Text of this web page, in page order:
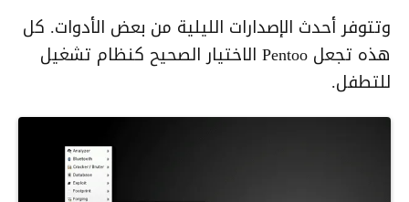
وتتوفر أحدث الإصدارات الليلية من بعض الأدوات. كل
هذه تجعل Pentoo الاختيار الصحيح كنظام تشغيل
للتطفل.